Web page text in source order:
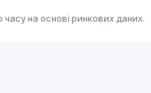
на основі ринкових даних.